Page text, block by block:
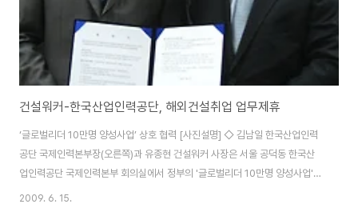
건설워커-한국산업인력공단, 해외건설취업 업무제휴
‘글로벌리더 10만명 양성사업’ 상호 협력 [사진설명] ◇ 김남일 한국산업인력
공단 국제인력본부장(오른쪽)과 유종현 건설워커 사장은 서울 공덕동 한국산
업인력공단 국제인력본부 회의실에서 정부의 '글로벌리더 10만명 양성사업'의
성공적 수행을 위한 업무 협약식을 가졌다. / 사진 한국산업인력공단 제공 건설
2009. 6. 15.